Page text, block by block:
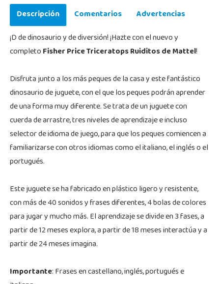
Descripción Comentarios
Advertencias
¡D de dinosaurio y de diversión! ¡Hazte con el nuevo y
completoFisher Price Triceratops Ruiditos de Mattel!
Disfruta junto a los más peques de la casa y este fantástico
dinosaurio de juguete, con el que los peques podrán aprender
de una forma muy diferente. Se trata de un juguete con
cuerda de arrastre, tres niveles de aprendizaje e incluso
selector de idioma de juego, para que los peques comiencen a
familiarizarse con otros idiomas como el italiano, el inglés o el
portugués.
Este juguete se ha fabricado en plástico ligero y resistente,
con más de 40 sonidos y frases diferentes, 4 bolas de colores
para jugar y mucho más. El aprendizaje se divide en 3 fases, a
partir de 12 meses explora, a partir de 18 meses interactúa y a
partir de 24 meses imagina.
Importante: Frases en castellano, inglés, portugués e